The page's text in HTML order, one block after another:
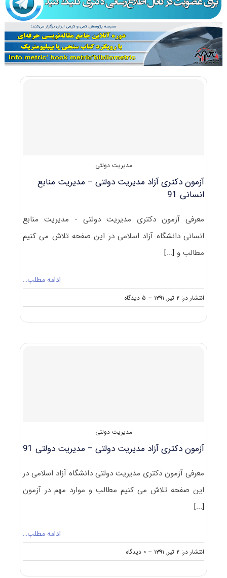
مدیریت دولتی
آزمون دکتری آزاد مدیریت دولتی – مدیریت منابع
انسانی 91
معرفی آزمون دکتری مدیریت دولتی - مدیریت منابع
انسانی دانشگاه آزاد اسلامی در این صفحه تلاش می کنیم
مطالب و [...]
ادامه مطلب…
انتشار در: ۲ تیر, ۱۳۹۱ -- ۵ دیدگاه
on
آزمون
دولتی
مدیریت دولتی
آزمون دکتری آزاد مدیریت دولتی – مدیریت دولتی 91
معرفی آزمون دکتری مدیریت دولتی دانشگاه آزاد اسلامی در
این صفحه تلاش می کنیم مطالب و موارد مهم در آزمون
[...]
ادامه مطلب…
انتشار در: ۲ تیر, ۱۳۹۱ -- ۰ دیدگاه
on
آزمون